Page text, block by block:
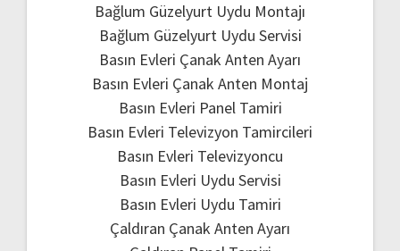
Bağlum Güzelyurt Uydu Montajı
Bağlum Güzelyurt Uydu Servisi
Basın Evleri Çanak Anten Ayarı
Basın Evleri Çanak Anten Montaj
Basın Evleri Panel Tamiri
Basın Evleri Televizyon Tamircileri
Basın Evleri Televizyoncu
Basın Evleri Uydu Servisi
Basın Evleri Uydu Tamiri
Çaldıran Çanak Anten Ayarı